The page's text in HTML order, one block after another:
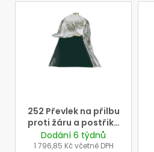
252 Převlek na přilbu
proti žáru a postřiku
taveninou
Dodání 6 týdnů
1 796,85 Kč včetně DPH